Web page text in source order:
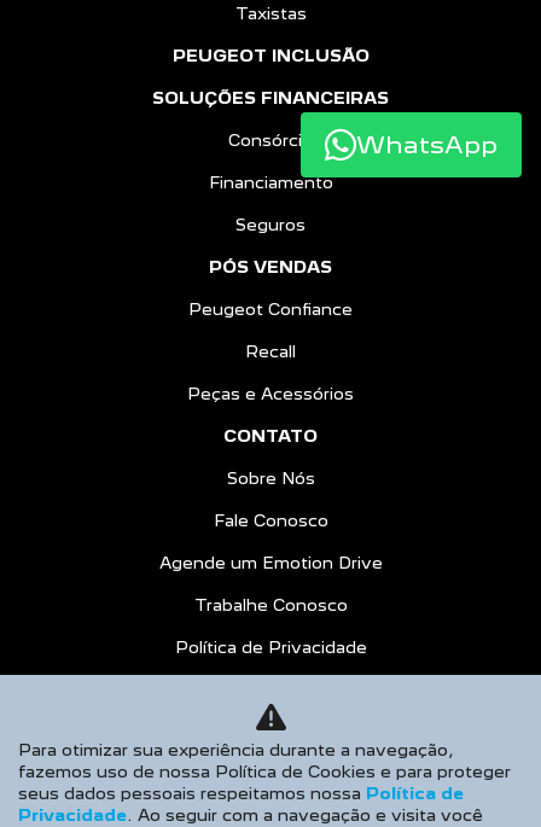
Taxistas
PEUGEOT INCLUSÃO
SOLUÇÕES FINANCEIRAS
Consórcio
Financiamento
Seguros
PÓS VENDAS
Peugeot Confiance
Recall
Peças e Acessórios
CONTATO
Sobre Nós
Fale Conosco
Agende um Emotion Drive
Trabalhe Conosco
Política de Privacidade
AGENDE UM TEST DRIVE
Desacelere. Seu bem maior é a vida.
WhatsApp
Para otimizar sua experiência durante a navegação,
fazemos uso de nossa Política de Cookies e para proteger
seus dados pessoais respeitamos nossa Política de
Privacidade. Ao seguir com a navegação e visita você